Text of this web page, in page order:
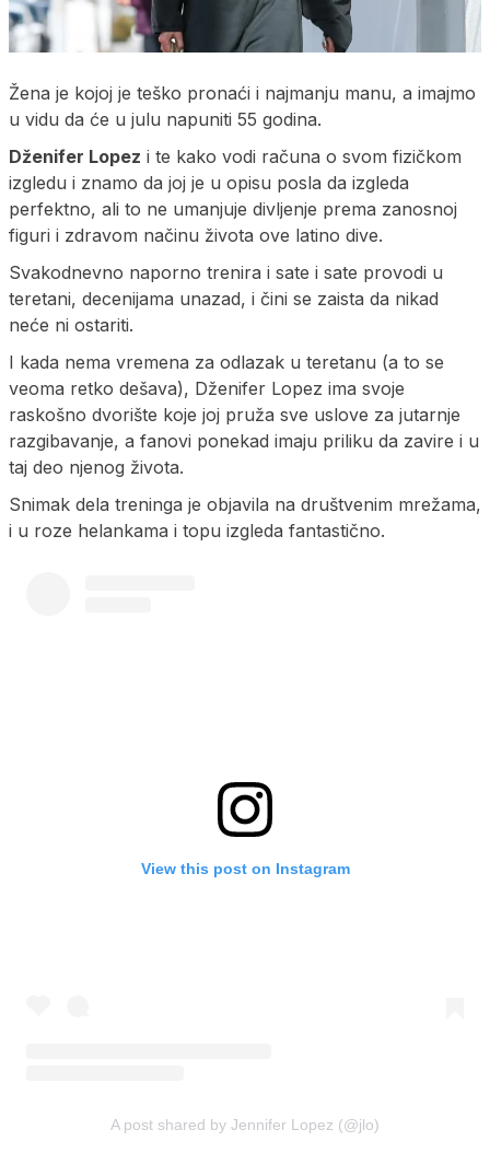
Žena je kojoj je teško pronaći i najmanju manu, a imajmo
u vidu da će u julu napuniti 55 godina.
Dženifer Lopez i te kako vodi računa o svom fizičkom
izgledu i znamo da joj je u opisu posla da izgleda
perfektno, ali to ne umanjuje divljenje prema zanosnoj
figuri i zdravom načinu života ove latino dive.
Svakodnevno naporno trenira i sate i sate provodi u
teretani, decenijama unazad, i čini se zaista da nikad
neće ni ostariti.
I kada nema vremena za odlazak u teretanu (a to se
veoma retko dešava), Dženifer Lopez ima svoje
raskošno dvorište koje joj pruža sve uslove za jutarnje
razgibavanje, a fanovi ponekad imaju priliku da zavire i u
taj deo njenog života.
Snimak dela treninga je objavila na društvenim mrežama,
i u roze helankama i topu izgleda fantastično.
View this post on Instagram
A post shared by Jennifer Lopez (@jlo)